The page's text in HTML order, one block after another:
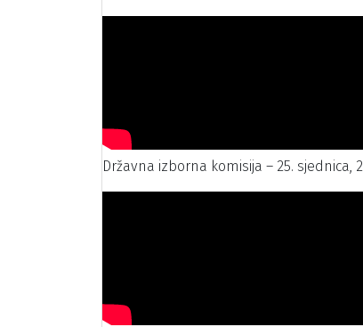
Državna izborna komisija – 25. sjednica,